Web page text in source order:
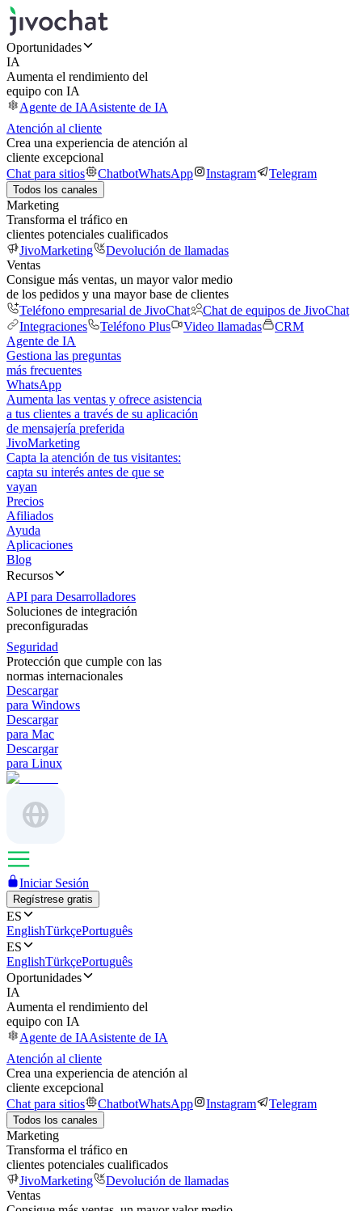
Oportunidades
IA
Aumenta el rendimiento del
equipo con IA
Agente de IAAsistente de IA
Atención al cliente
Crea una experiencia de atención al
cliente excepcional
Chat para sitios
ChatbotWhatsApp Instagram Telegram
Todos los canales
Marketing
Transforma el tráfico en
clientes potenciales cualificados
JivoMarketing
Devolución de llamadas
Ventas
Consigue más ventas, un mayor valor medio
de los pedidos y una mayor base de clientes
Teléfono empresarial de JivoChat
Chat de equipos de JivoChat
Integraciones
Teléfono Plus Video llamadas
CRM
Agente de IA
Gestiona las preguntas
más frecuentes
WhatsApp
Aumenta las ventas y ofrece asistencia
a tus clientes a través de su aplicación
de mensajería preferida
JivoMarketing
Capta la atención de tus visitantes:
capta su interés antes de que se
vayan
Precios
Afiliados
Ayuda
Aplicaciones
Blog
Recursos
API para Desarrolladores
Soluciones de integración
preconfiguradas
Seguridad
Protección que cumple con las
normas internacionales
Descargar
para Windows
Descargar
para Mac
Descargar
para Linux
Iniciar Sesión
Regístrese gratis
ES
EnglishTürkçePortuguês
ES
EnglishTürkçePortuguês
Oportunidades
IA
Aumenta el rendimiento del
equipo con IA
Agente de IAAsistente de IA
Atención al cliente
Crea una experiencia de atención al
cliente excepcional
Chat para sitios
ChatbotWhatsApp Instagram Telegram
Todos los canales
Marketing
Transforma el tráfico en
clientes potenciales cualificados
JivoMarketing
Devolución de llamadas
Ventas